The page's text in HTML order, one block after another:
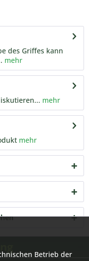
des Griffes kann
mehr
mehr
mehr
Betrieb der